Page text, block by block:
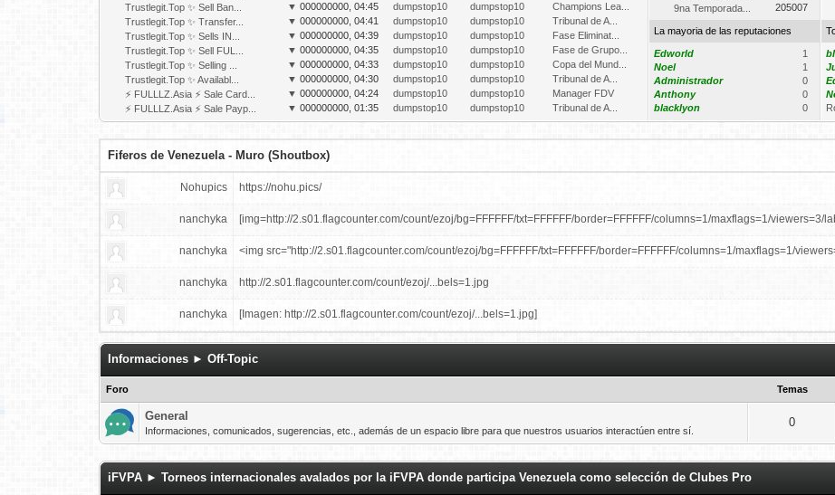
Trustlegit.Top ✨ Sell Ban...
▼ 000000000, 04:45 dumpstop10 dumpstop10
Champions Lea...
Trustlegit.Top ✨ Transfer...
▼ 000000000, 04:41 dumpstop10 dumpstop10
Tribunal de A...
Trustlegit.Top ✨ Sells IN...
▼ 000000000, 04:39 dumpstop10 dumpstop10
Fase Eliminat...
Trustlegit.Top ✨ Sell FUL...
▼ 000000000, 04:35 dumpstop10 dumpstop10
Fase de Grupo...
Trustlegit.Top ✨ Selling ...
▼ 000000000, 04:33 dumpstop10 dumpstop10
Copa del Mund...
Trustlegit.Top ✨ Availabl...
▼ 000000000, 04:30 dumpstop10 dumpstop10
Tribunal de A...
⚡ FULLLZ.Asia ⚡ Sale Card...
▼ 000000000, 04:24 dumpstop10 dumpstop10
Manager FDV
⚡ FULLLZ.Asia ⚡ Sale Payp...
▼ 000000000, 01:35 dumpstop10 dumpstop10 Tribunal de A...
9na Temporada...
205007
La mayoria de las reputaciones
Edworld
1
Noel
1
Administrador
0
Anthony
0
blacklyon
0
Fiferos de Venezuela - Muro (Shoutbox)
Nohupics https://nohu.pics/
nanchyka [img=http://2.s01.flagcounter.com/count/ezoj/bg=FFFFFF/txt=FFFFFF/border=FFFFFF/columns=1/maxflags=1/viewers=3/
nanchyka <img src="http://2.s01.flagcounter.com/count/ezoj/bg=FFFFFF/txt=FFFFFF/border=FFFFFF/columns=1/maxflags=1/
nanchyka http://2.s01.flagcounter.com/count/ezoj/...bels=1.jpg
nanchyka [Imagen: http://2.s01.flagcounter.com/count/ezoj/...bels=1.jpg]
nanchyka http://s01.flagcounter.com/mini/ezoj/bg_...ags_1.jfif
nanchyka [Imagen:http://s01.flagcounter.com/mini/ezoj/bg_...ags_1.jfif]
Buenas soy el DT de Deportivo JBL buscamos portero de buena media y que sea responsable para alineacion titular
Armando Martínez MartinzPro23 agente libre
Informaciones ► Off-Topic
Foro Temas
General
Informaciones, comunicados, sugerencias, etc., además de un espacio libre para que nuestros usuarios interactúen entre sí.
0
iFVPA ► Torneos internacionales avalados por la iFVPA donde participa Venezuela como selección de Clubes Pro